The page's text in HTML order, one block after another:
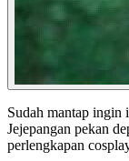
Sudah mantap ingin
Jejepangan pekan
perlengkapan